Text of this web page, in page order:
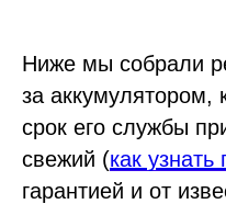
Ниже мы собрали
за аккумулятором,
срок его службы
свежий (как узнать
гарантией и от